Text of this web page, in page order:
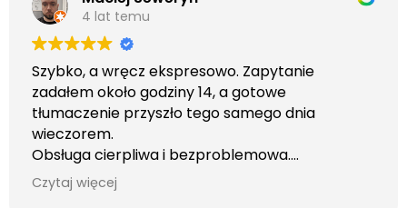
4 lat temu
Szybko, a wręcz ekspresowo. Zapytanie
zadałem około godziny 14, a gotowe
tłumaczenie przyszło tego samego dnia
wieczorem.
Obsługa cierpliwa i bezproblemowa.
Otrzymałem wszelkie informacje i porady jaka
usługa będzie dla mnie najlepsza. Faktura także
Czytaj więcej